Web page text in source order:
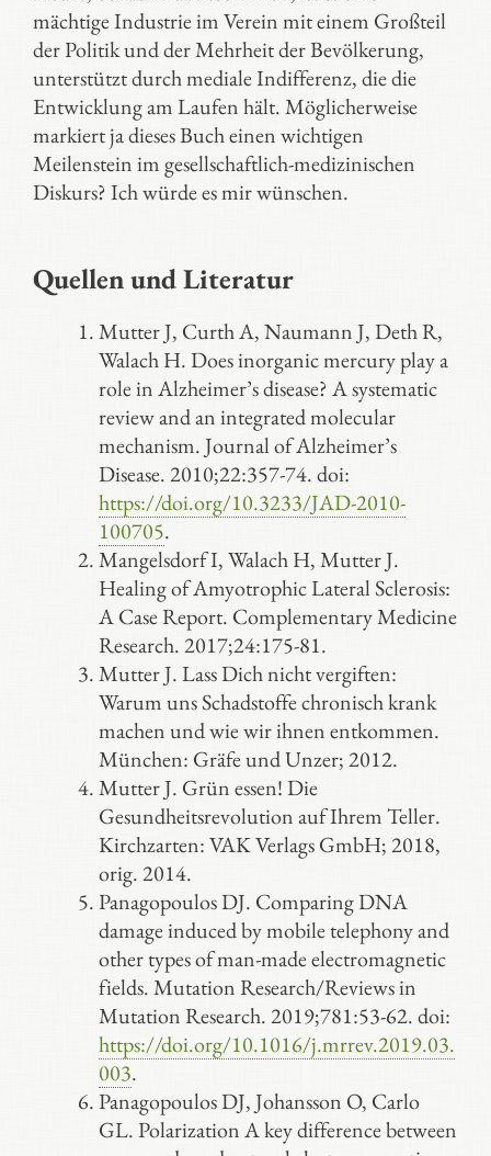
mächtige Industrie im Verein mit einem Großteil
der Politik und der Mehrheit der Bevölkerung,
unterstützt durch mediale Indifferenz, die die
Entwicklung am Laufen hält. Möglicherweise
markiert ja dieses Buch einen wichtigen
Meilenstein im gesellschaftlich-medizinischen
Diskurs? Ich würde es mir wünschen.
Quellen und Literatur
Mutter J, Curth A, Naumann J, Deth R,
Walach H. Does inorganic mercury play a
role in Alzheimer’s disease? A systematic
review and an integrated molecular
mechanism. Journal of Alzheimer’s
Disease. 2010;22:357-74. doi:
https://doi.org/10.3233/JAD-2010-
100705.
Mangelsdorf I, Walach H, Mutter J.
Healing of Amyotrophic Lateral Sclerosis:
A Case Report. Complementary Medicine
Research. 2017;24:175-81.
Mutter J. Lass Dich nicht vergiften:
Warum uns Schadstoffe chronisch krank
machen und wie wir ihnen entkommen.
München: Gräfe und Unzer; 2012.
Mutter J. Grün essen! Die
Gesundheitsrevolution auf Ihrem Teller.
Kirchzarten: VAK Verlags GmbH; 2018,
orig. 2014.
Panagopoulos DJ. Comparing DNA
damage induced by mobile telephony and
other types of man-made electromagnetic
fields. Mutation Research/Reviews in
Mutation Research. 2019;781:53-62. doi:
https://doi.org/10.1016/j.mrrev.2019.03.
003.
Panagopoulos DJ, Johansson O, Carlo
GL. Polarization A key difference between